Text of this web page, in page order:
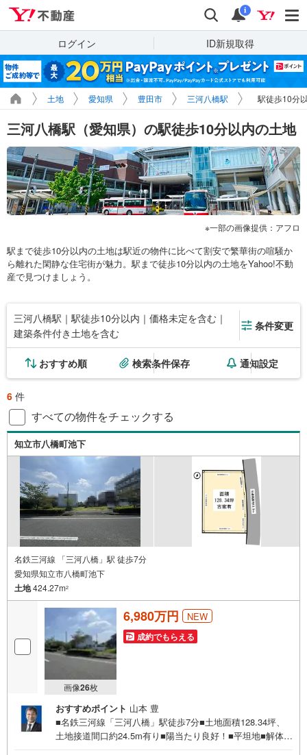
検索 通知
i
ログイン ID新規取得
土地 愛知県 豊田市 三河八橋駅 駅徒歩10分
三河八橋駅（愛知県）の駅徒歩10分以内の土地
一部の画像提供：アフロ
駅まで徒歩10分以内の土地は駅近の物件に比べて割安で繁華街の喧騒か
ら離れた閑静な住宅街が魅力。駅まで徒歩10分以内の土地をYahoo!不動
産で見つけましょう。
三河八橋駅｜駅徒歩10分以内｜価格未定を含む｜
建築条件付き土地を含む
条件変更
おすすめ順 検索条件保存 通知設定
6 件
すべての物件をチェックする
知立市八橋町池下
名鉄三河線 「三河八橋」駅 徒歩7分
愛知県知立市八橋町池下
土地424.27m2
画像26枚
6,980万円 NEW
成約でもらえる
おすすめポイント 山本 豊
■名鉄三河線「三河八橋」駅徒歩7分■土地面積128.34坪、
土地接道間口約24.5m有り■陽当たり良好！■平坦地■解体更